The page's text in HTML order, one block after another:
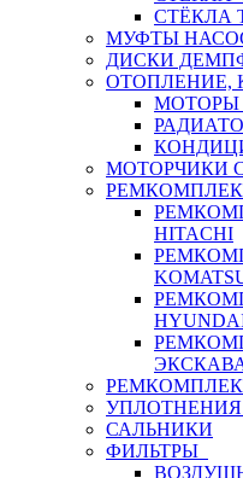
СТЁКЛА
МУФТЫ
ДИСКИ
ОТОПЛЕНИЕ,
МОТОРЫ
МОТОРЧИКИ
HITACHI
САЛЬНИКИ
ФИЛЬТРЫ